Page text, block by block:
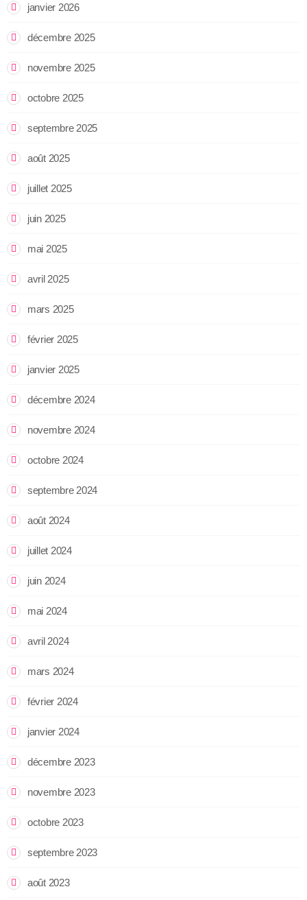
janvier 2026
décembre 2025
novembre 2025
octobre 2025
septembre 2025
août 2025
juillet 2025
juin 2025
mai 2025
avril 2025
mars 2025
février 2025
janvier 2025
décembre 2024
novembre 2024
octobre 2024
septembre 2024
août 2024
juillet 2024
juin 2024
mai 2024
avril 2024
mars 2024
février 2024
janvier 2024
décembre 2023
novembre 2023
octobre 2023
septembre 2023
août 2023